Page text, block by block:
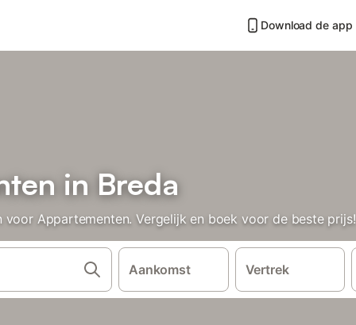
Download de app
in Breda
voor Appartementen. Vergelijk en boek voor de beste prijs!
Aankomst Vertrek